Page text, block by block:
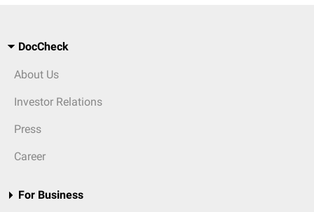
DocCheck
About Us
Investor Relations
Press
Career
For Business